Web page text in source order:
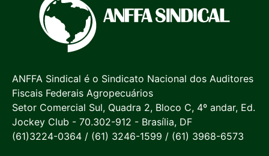
ANFFA Sindical é o Sindicato Nacional dos Auditores
Fiscais Federais Agropecuários
Setor Comercial Sul, Quadra 2, Bloco C, 4º andar, Ed.
Jockey Club - 70.302-912 - Brasília, DF
(61)3224-0364 / (61) 3246-1599 / (61) 3968-6573